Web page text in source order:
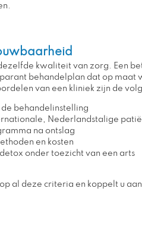
kwaliteit van zorg. Een
behandelplan dat op
van een kliniek zijn de
behandelinstelling
Nederlandstalige
na ontslag
en kosten
onder toezicht van een arts
al deze criteria en koppelt u